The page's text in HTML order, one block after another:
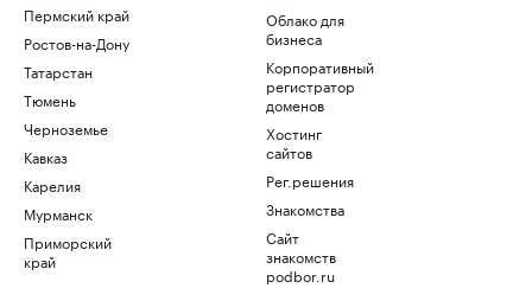
Пермский край
Ростов-на-Дону
Татарстан
Тюмень
Черноземье
Кавказ
Карелия
Мурманск
Приморский
край
Облако для
бизнеса
Корпоративный
регистратор
доменов
Хостинг
сайтов
Рег.решения
Знакомства
Сайт
знакомств
podbor.ru